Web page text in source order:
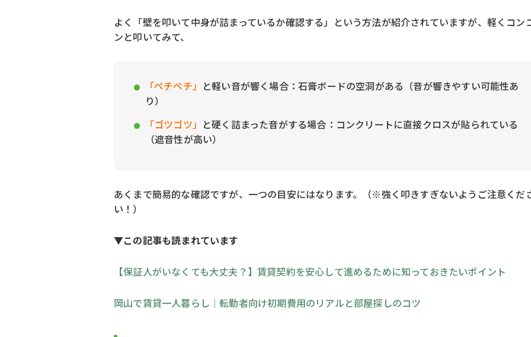
よく「壁を叩いて中身が詰まっているか確認する」という方法が紹介されていますが、軽くコン
ンと叩いてみて、
「ペチペチ」 と軽い音が響く場合：石膏ボードの空洞がある（音が響きやすい可能性あ
り）
「ゴツゴツ」 と硬く詰まった音がする場合：コンクリートに直接クロスが貼られている
（遮音性が高い）
あくまで簡易的な確認ですが、一つの目安にはなります。（※強く叩きすぎないようご注意くだ
い！）
▼この記事も読まれています
【保証人がいなくても大丈夫？】賃貸契約を安心して進めるために知っておきたいポイント
岡山で賃貸一人暮らし｜転勤者向け初期費用のリアルと部屋探しのコツ